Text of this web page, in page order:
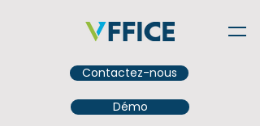
Contactez-nous
Démo